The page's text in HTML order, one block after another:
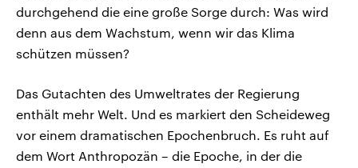
durchgehend die eine große Sorge durch: Was wird
denn aus dem Wachstum, wenn wir das Klima
schützen müssen?
Das Gutachten des Umweltrates der Regierung
enthält mehr Welt. Und es markiert den Scheideweg
vor einem dramatischen Epochenbruch. Es ruht auf
dem Wort Anthropozän – die Epoche, in der die